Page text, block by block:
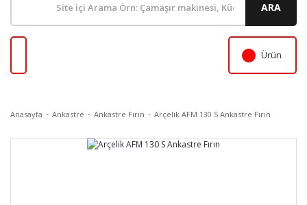
ARA
Ürün
Anasayfa Ankastre Ankastre Fırın Arçelik AFM 130 S Ankastre Fırın